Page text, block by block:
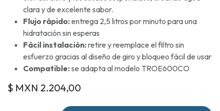
clara y de excelente sabor.
Flujo rápido:entrega 2,5 litros por minuto para una
hidratación sin esperas
Fácil instalación:retire y reemplace el filtro sin
esfuerzo gracias al diseño de giro y bloqueo fácil de usar
Compatible:se adapta al modelo TROE600CO
$ MXN 2.204,00